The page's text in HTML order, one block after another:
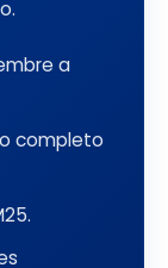
a
completo